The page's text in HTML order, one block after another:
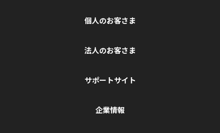
個人のお客さま
法人のお客さま
サポートサイト
企業情報